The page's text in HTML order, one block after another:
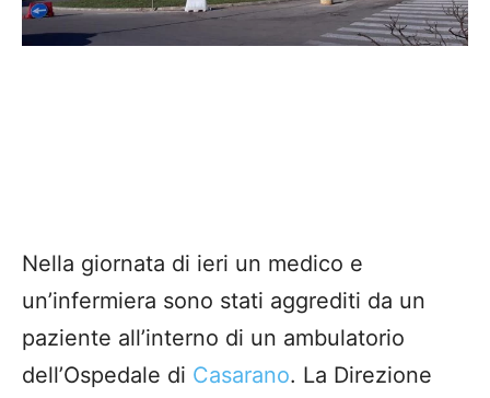
Nella giornata di ieri un medico e
un’infermiera sono stati aggrediti da un
paziente all’interno di un ambulatorio
dell’Ospedale di Casarano. La Direzione